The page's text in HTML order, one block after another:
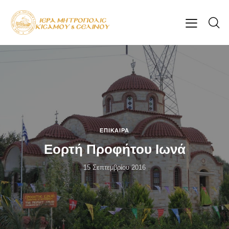
ΕΠΊΚΑΙΡΑ
Εορτή Προφήτου Ιωνά
15 Σεπτεμβρίου 2016